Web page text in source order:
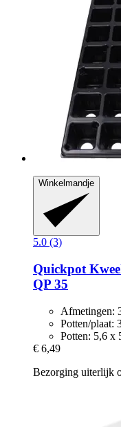
Winkelmandje
5.0 (3)
Quickpot
QP 35
Afmetingen:
Potten/plaat:
Potten: 5,6 x
€ 6,49
Bezorging uiterlijk